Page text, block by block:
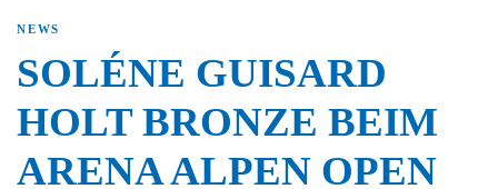
NEWS
SOLÉNE GUISARD
HOLT BRONZE BEIM
ARENA ALPEN OPEN